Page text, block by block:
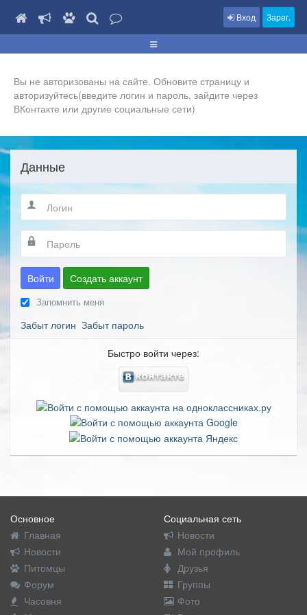
Вход Зарег.
Вы не авторизованы на сайте. Обновите страницу и
авторизуйтесь(введите логин и пароль, зайдите через
ВКонтакте или другие социальные сети)
Данные
Войти Создать аккаунт
Запомнить меня
Забыт логин Забыт пароль
Быстро войти через:
Основное
Главная
Новости
Питомцы
Форум
Часовня
Социальная сеть
Новости
Мой профиль
Друзья
Группы
Фото